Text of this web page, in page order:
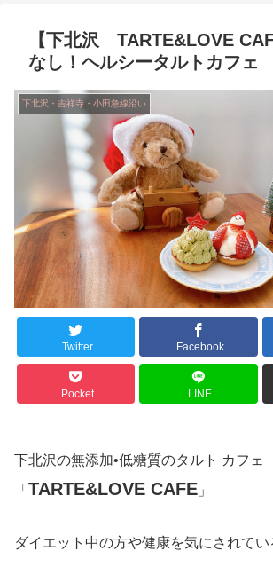
【下北沢 TARTE&LOVE
なし！ヘルシータルトカフェ
下北沢・吉祥寺・小田急線沿い
Twitter Facebook
Pocket LINE
下北沢の無添加•低糖質のタルト カフェ
「 TARTE&LOVE CAFE 」
ダイエット中の方や健康を気にされてい